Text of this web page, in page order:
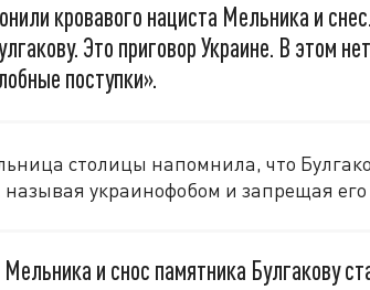
кровавого нациста Мельника и
Это приговор Украине. В этом
поступки».
столицы напомнила, что
называя украинофобом и запрещая
и снос памятника Булгакову